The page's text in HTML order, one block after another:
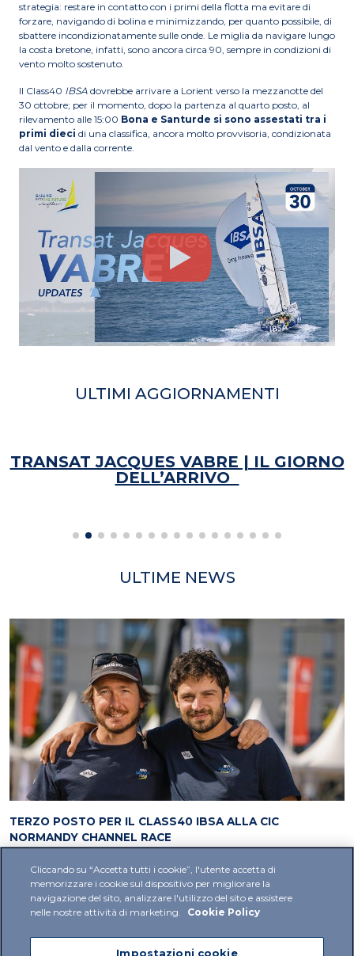
strategia: restare in contatto con i primi della flotta ma evitare di
forzare, navigando di bolina e minimizzando, per quanto possibile, di
sbattere incondizionatamente sulle onde. Le miglia da navigare lungo
la costa bretone, infatti, sono ancora circa 90, sempre in condizioni di
vento molto sostenuto.
Il Class40 IBSA dovrebbe arrivare a Lorient verso la mezzanotte del
30 ottobre; per il momento, dopo la partenza al quarto posto, al
rilevamento alle 15:00 Bona e Santurde si sono assestati tra i
primi dieci di una classifica, ancora molto provvisoria, condizionata
dal vento e dalla corrente.
ULTIMI AGGIORNAMENTI
TRANSAT JACQUES VABRE | IL GIORNO
DELL’ARRIVO
ULTIME NEWS
TERZO POSTO PER IL CLASS40 IBSA ALLA CIC
NORMANDY CHANNEL RACE
Cliccando su “Accetta tutti i cookie”, l'utente accetta di
memorizzare i cookie sul dispositivo per migliorare la
navigazione del sito, analizzare l'utilizzo del sito e assistere
nelle nostre attività di marketing.
Cookie Policy
Impostazioni cookie